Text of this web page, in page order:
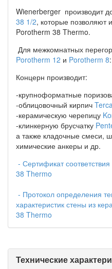
Wienerberger производит
38 1/2, которые позволяют
Porotherm 38 Thermo.
Для межкомнатных
Porotherm 12 и Porotherm 8:
Концерн производит:
-крупноформатные
-облицовочный кирпич
-керамическую черепицу
-клинкерную брусчатку
а также кладочные смеси,
химические анкеры и др.
- Сертификат
38 Thermo
- Протокол определения
характеристик стены из
38 Thermo
Технические